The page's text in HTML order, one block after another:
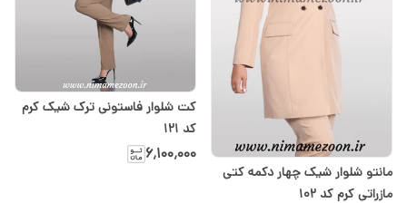
مانتو شلوار شیک چهار دکمه کتی
مازراتی کرم کد 102
کت شلوار فاستونی ترک شیک کرم
کد 121
۶٬۱۰۰٬۰۰۰